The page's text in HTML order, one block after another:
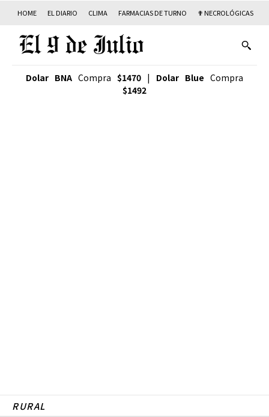
HOME EL DIARIO CLIMA FARMACIAS DE TURNO ✟ NECROLÓGICAS
Dolar BNA Compra $1470 | Dolar Blue Compra
$1492
RURAL